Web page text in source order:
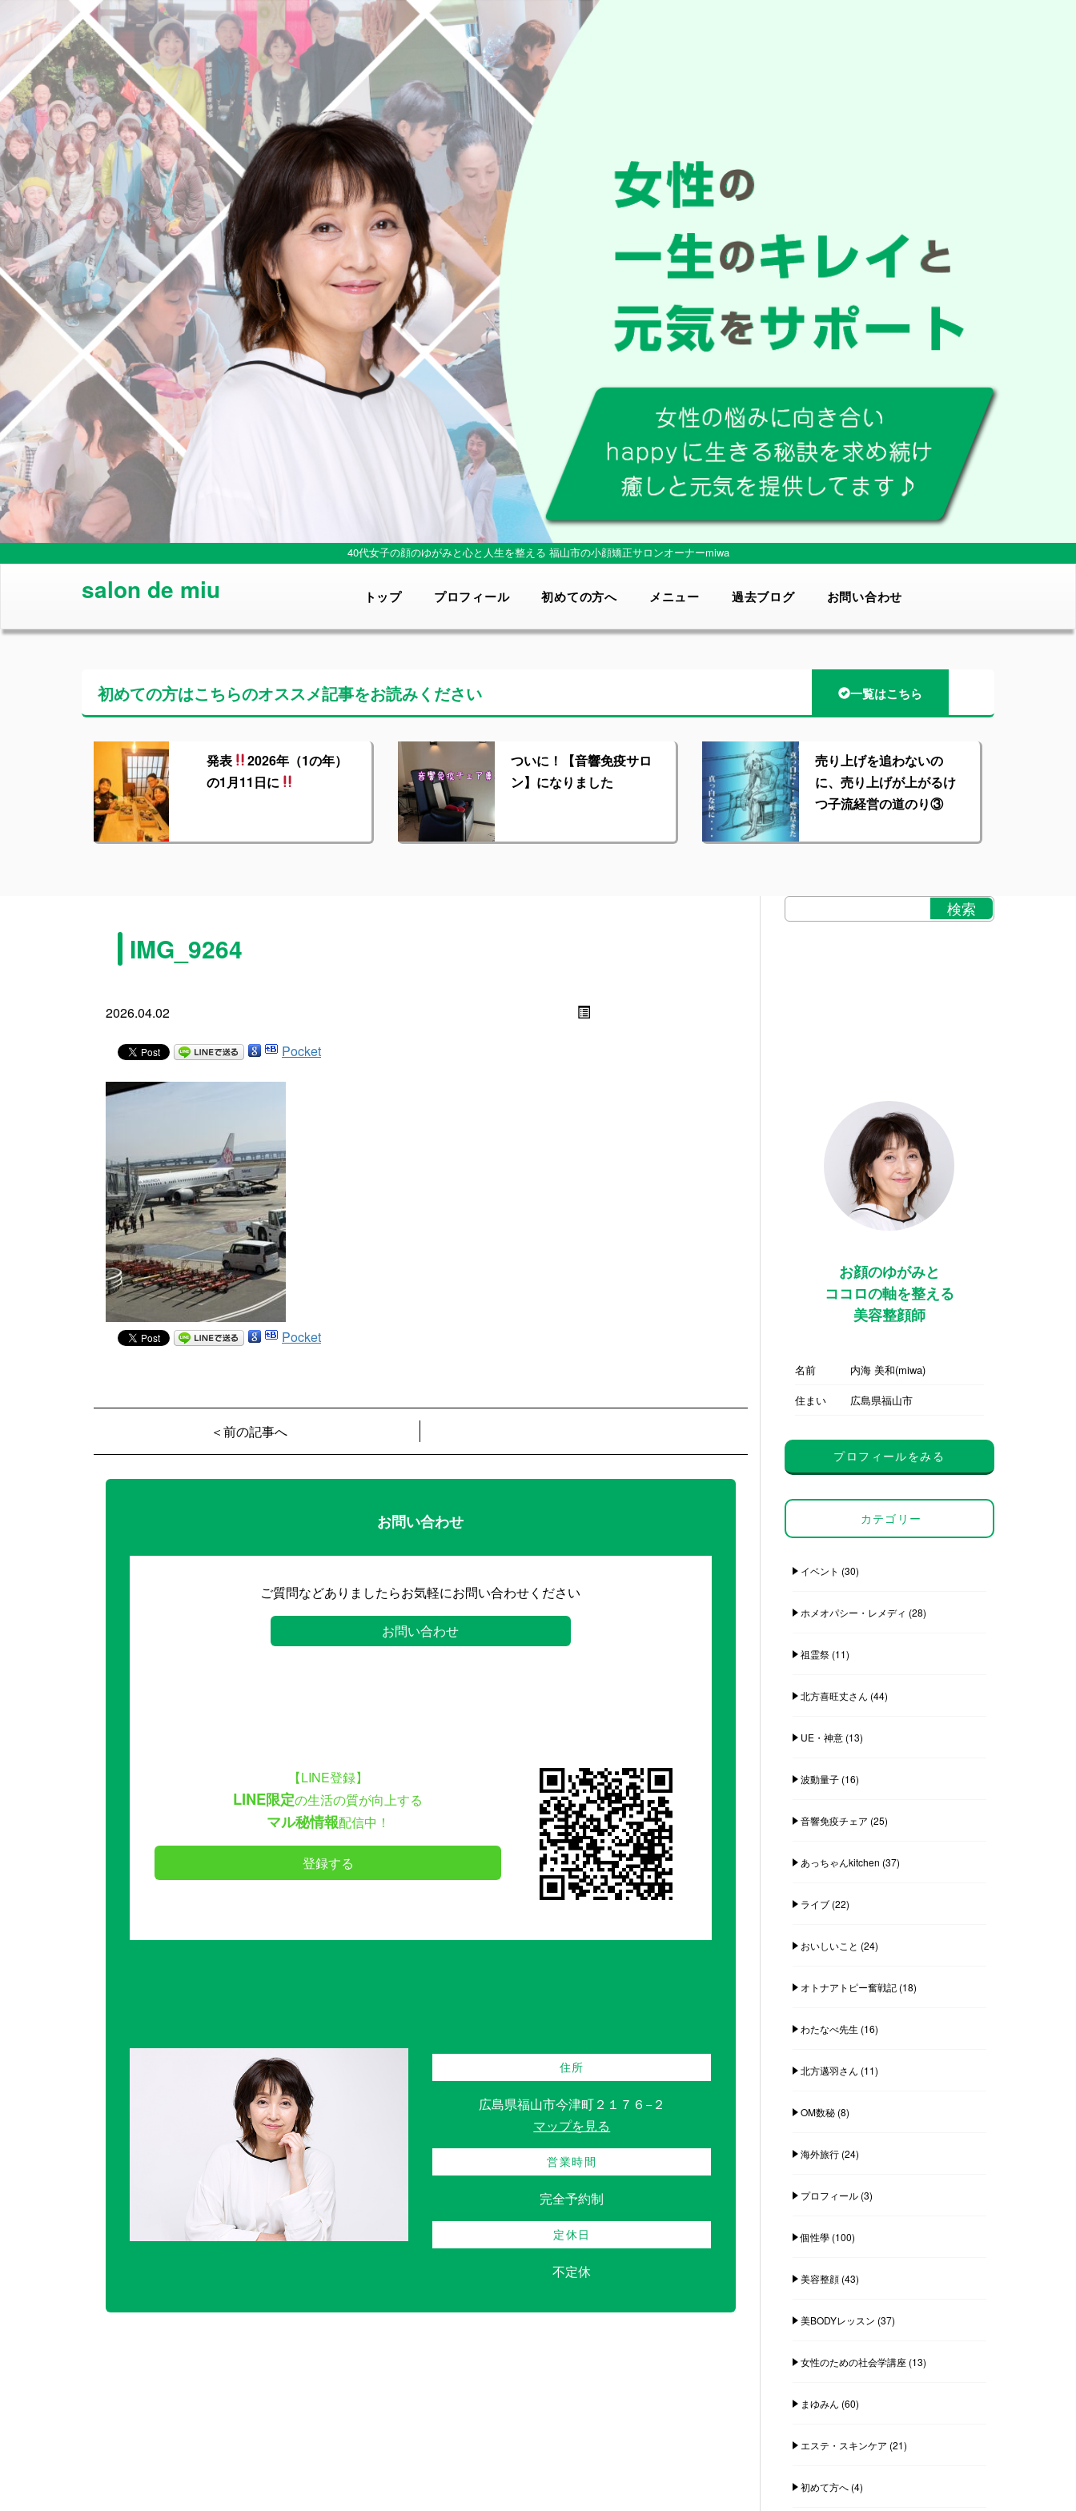
40代女子の顔のゆがみと心と人生を整える 福山市の小顔矯正サロンオーナーmiwa
salon de miu トップ プロフィール 初めての方へ メニュー 過去ブログ お問い合わせ
初めての方はこちらのオススメ記事をお読みください 一覧はこちら
発表
2026年（1の年）
の1月11日に
ついに！【音響免疫サロ
ン】になりました
売り上げを追わないの
に、売り上げが上がるけ
つ子流経営の道のり③
IMG_9264
2026.04.02
Pocket
Pocket
＜前の記事へ
お問い合わせ
ご質問などありましたらお気軽にお問い合わせください
お問い合わせ
【LINE登録】
LINE限定の生活の質が向上する
マル秘情報配信中！
登録する
住所
広島県福山市今津町２１７６−２
マップを見る
営業時間
完全予約制
定休日
不定休
お顔のゆがみと
ココロの軸を整える
美容整顔師
名前
内海 美和(miwa)
住まい
広島県福山市
プロフィールをみる
カテゴリー
イベント (30)
ホメオパシー・レメディ (28)
祖霊祭(11)
北方喜旺丈さん (44)
UE・神意(13)
波動量子(16)
音響免疫チェア (25)
あっちゃんkitchen (37)
ライブ(22)
おいしいこと (24)
オトナアトピー奮戦記(18)
わたなべ先生 (16)
北方邁羽さん (11)
OM数秘(8)
海外旅行(24)
プロフィール(3)
個性學(100)
美容整顔(43)
美BODYレッスン (37)
女性のための社会学講座(13)
まゆみん (60)
エステ・スキンケア (21)
初めて方へ(4)